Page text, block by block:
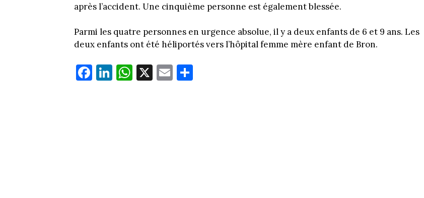
après l’accident. Une cinquième personne est également blessée.
Parmi les quatre personnes en urgence absolue, il y a deux enfants de 6 et 9 ans. Les
deux enfants ont été héliportés vers l’hôpital femme mère enfant de Bron.
Fa
ce
Li
nk
W
ha
X E
m